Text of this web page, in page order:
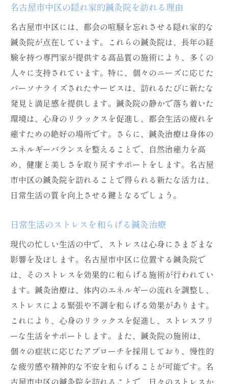
チ
治癒力をサポートする鍼灸の役割と効果
鍼灸院で健康美を追求する現代人のためのガイ
ド
忙しい現代人が利用する鍼灸のメリット
健康美を実現するための鍼灸利用法
日常に取り入れる鍼灸で得るフィットネス
効果
鍼灸で得る美しさと健康の融合
現代のストレスを緩和する新しい鍼灸の形
健康美を追求するための鍼灸院の活用法
毎日の疲れを癒す名古屋市中区の鍼灸院の役割
日常の疲れをリセットする鍼灸院の施術
名古屋市中区でのリラックス体験の提案
鍼灸院が提供する癒しの時間と空間
鍼灸治療で得られる心身のリフレッシュ
毎日の活力を取り戻すための鍼灸の利用
鍼灸院で感じる新たな活力と美しさの秘訣
鍼灸が導く新たな活力の発見
健康と美を維持するための鍼灸の秘訣
鍼灸治療が与える美しさへのアプローチ
名古屋市中区の隠れ家的鍼灸院を訪れる理由
名古屋市中区には、都会の喧騒を忘れさせる隠れ家的な
鍼灸院が点在しています。これらの鍼灸院は、長年の経
験を持つ専門家が提供する高品質の施術により、多くの
人々に支持されています。特に、個々のニーズに応じた
パーソナライズされたサービスは、訪れるたびに新たな
発見と満足感を提供します。鍼灸院の静かで落ち着いた
環境は、心身のリラックスを促進し、都会生活の疲れを
癒すための絶好の場所です。さらに、鍼灸治療は身体の
エネルギーバランスを整えることで、自然治癒力を高
め、健康と美しさを取り戻すサポートをします。名古屋
市中区の鍼灸院を訪れることで得られる新たな活力は、
日常生活の質を向上させる鍵となるでしょう。
日常生活のストレスを和らげる鍼灸治療
現代の忙しい生活の中で、ストレスは心身にさまざまな
影響を及ぼします。名古屋市中区に位置する鍼灸院で
は、そのストレスを効果的に和らげる施術が行われてい
ます。鍼灸治療は、体内のエネルギーの流れを調整し、
ストレスによる緊張や不調を和らげる効果があります。
これにより、心身のリラックスを促進し、ストレスフリ
ーな生活をサポートします。また、鍼灸院の施術は、
個々の症状に応じたアプローチを採用しており、慢性的
な疲労感や精神的な不安を和らげることが可能です。名
古屋市中区の鍼灸院を訪れることで、日々のストレスか